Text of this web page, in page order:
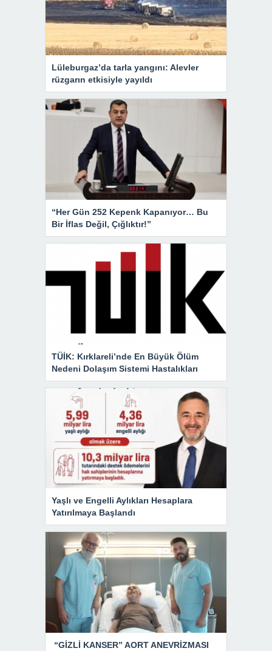
Lüleburgaz’da tarla yangını: Alevler
rüzgarın etkisiyle yayıldı
“Her Gün 252 Kepenk Kapanıyor… Bu
Bir İflas Değil, Çığlıktır!”
TÜİK: Kırklareli’nde En Büyük Ölüm
Nedeni Dolaşım Sistemi Hastalıkları
Yaşlı ve Engelli Aylıkları Hesaplara
Yatırılmaya Başlandı
“GİZLİ KANSER” AORT ANEVRİZMASI